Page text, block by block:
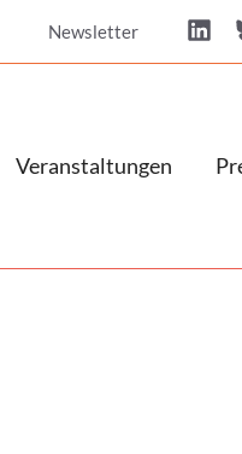
Newsletter
Veranstaltungen